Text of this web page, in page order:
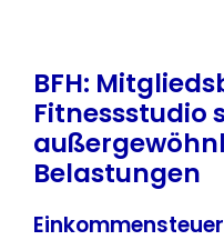
BFH:
Fitnessstudio
Belastungen
Einkommensteuer